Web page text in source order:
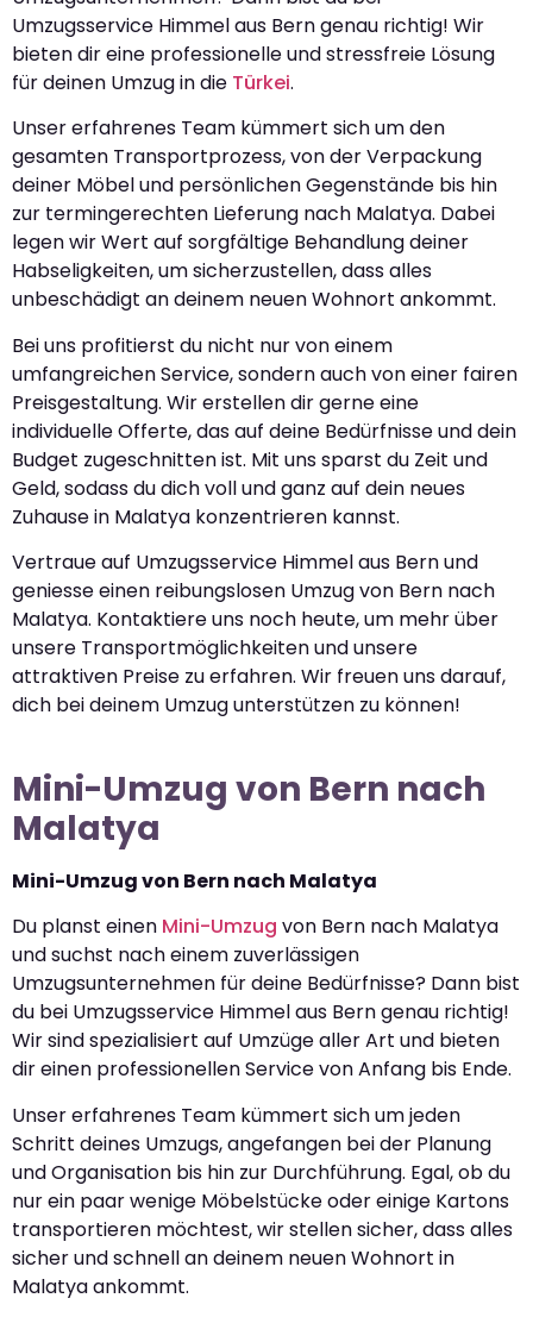
Umzugsservice Himmel aus Bern genau richtig! Wir
bieten dir eine professionelle und stressfreie Lösung
für deinen Umzug in die Türkei.
Unser erfahrenes Team kümmert sich um den
gesamten Transportprozess, von der Verpackung
deiner Möbel und persönlichen Gegenstände bis hin
zur termingerechten Lieferung nach Malatya. Dabei
legen wir Wert auf sorgfältige Behandlung deiner
Habseligkeiten, um sicherzustellen, dass alles
unbeschädigt an deinem neuen Wohnort ankommt.
Bei uns profitierst du nicht nur von einem
umfangreichen Service, sondern auch von einer fairen
Preisgestaltung. Wir erstellen dir gerne eine
individuelle Offerte, das auf deine Bedürfnisse und dein
Budget zugeschnitten ist. Mit uns sparst du Zeit und
Geld, sodass du dich voll und ganz auf dein neues
Zuhause in Malatya konzentrieren kannst.
Vertraue auf Umzugsservice Himmel aus Bern und
geniesse einen reibungslosen Umzug von Bern nach
Malatya. Kontaktiere uns noch heute, um mehr über
unsere Transportmöglichkeiten und unsere
attraktiven Preise zu erfahren. Wir freuen uns darauf,
dich bei deinem Umzug unterstützen zu können!
Mini-Umzug von Bern nach
Malatya
Mini-Umzug von Bern nach Malatya
Du planst einen Mini-Umzug von Bern nach Malatya
und suchst nach einem zuverlässigen
Umzugsunternehmen für deine Bedürfnisse? Dann bist
du bei Umzugsservice Himmel aus Bern genau richtig!
Wir sind spezialisiert auf Umzüge aller Art und bieten
dir einen professionellen Service von Anfang bis Ende.
Unser erfahrenes Team kümmert sich um jeden
Schritt deines Umzugs, angefangen bei der Planung
und Organisation bis hin zur Durchführung. Egal, ob du
nur ein paar wenige Möbelstücke oder einige Kartons
transportieren möchtest, wir stellen sicher, dass alles
sicher und schnell an deinem neuen Wohnort in
Malatya ankommt.